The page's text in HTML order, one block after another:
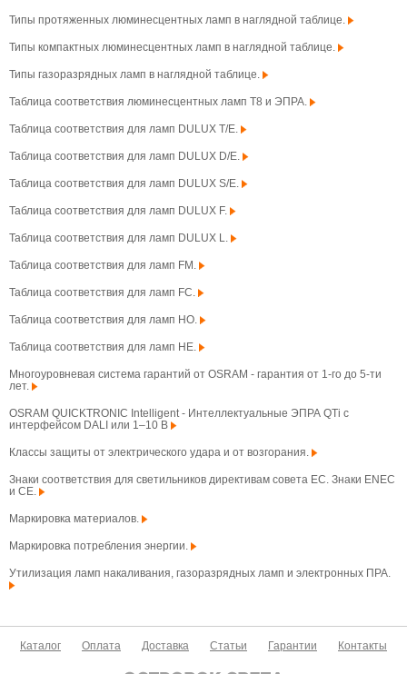
Типы протяженных люминесцентных ламп в наглядной таблице.
Типы компактных люминесцентных ламп в наглядной таблице.
Типы газоразрядных ламп в наглядной таблице.
Таблица соответствия люминесцентных ламп T8 и ЭПРА.
Таблица соответствия для ламп DULUX T/E.
Таблица соответствия для ламп DULUX D/E.
Таблица соответствия для ламп DULUX S/E.
Таблица соответствия для ламп DULUX F.
Таблица соответствия для ламп DULUX L.
Таблица соответствия для ламп FM.
Таблица соответствия для ламп FC.
Таблица соответствия для ламп HO.
Таблица соответствия для ламп HE.
Многоуровневая система гарантий от OSRAM - гарантия от 1-го до 5-ти
лет.
OSRAM QUICKTRONIC Intelligent - Интеллектуальные ЭПРА QTi с
интерфейсом DALI или 1–10 В
Классы защиты от электрического удара и от возгорания.
Знаки соответствия для светильников директивам совета ЕС. Знаки ENEC
и CE.
Маркировка материалов.
Маркировка потребления энергии.
Утилизация ламп накаливания, газоразрядных ламп и электронных ПРА.
Каталог Оплата Доставка Статьи Гарантии Контакты